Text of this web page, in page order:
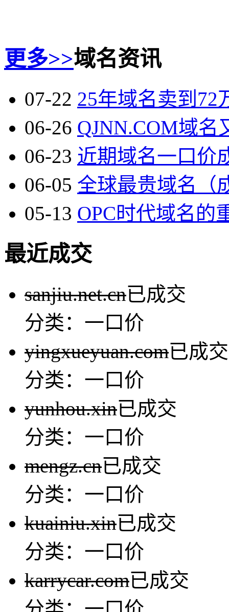
更多>>域名资讯
07-22 25年域名卖到72
06-26 QJNN.COM域名
06-23 近期域名一口价
06-05 全球最贵域名（
05-13 OPC时代域名的
最近成交
sanjiu.net.cn已成交
分类：一口价
yingxueyuan.com已成交
分类：一口价
yunhou.xin已成交
分类：一口价
mengz.cn已成交
分类：一口价
kuainiu.xin已成交
分类：一口价
karrycar.com已成交